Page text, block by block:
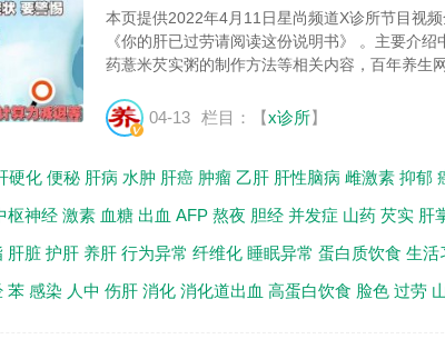
本页提供2022年4月11日星尚频道X诊所节目视
《你的肝已过劳请阅读这份说明书》 。主要介
药薏米芡实粥的制作方法等相关内容，百年养生
04-13 栏目：【x诊所】
硬化 便秘 肝病 水肿 肝癌 肿瘤 乙肝 肝性脑病 雌激素 抑郁
枢神经 激素 血糖 出血 AFP 熬夜 胆经 并发症 山药 芡实 肝
肝脏 护肝 养肝 行为异常 纤维化 睡眠异常 蛋白质饮食 生活
苯 感染 人中 伤肝 消化 消化道出血 高蛋白饮食 脸色 过劳